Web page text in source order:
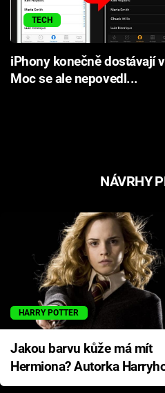
TECH
iPhony konečně dostávají
Moc se ale nepovedl...
NÁVRHY
HARRY POTTER
Jakou barvu kůže má mít
Hermiona? Autorka
Pottera přišla s ráznou